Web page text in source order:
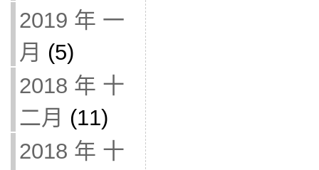
2019 年 一
月 (5)
2018 年 十
二月 (11)
2018 年 十